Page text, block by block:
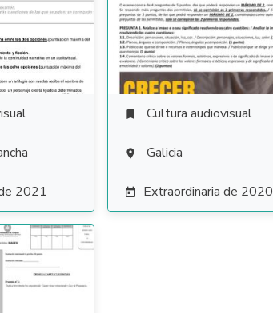
2021
 Cultura audiovisual
 Galicia
 Extraordinaria de 2020